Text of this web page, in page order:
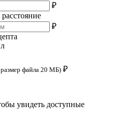
₽
₽
файла 20 МБ) ₽
увидеть доступные